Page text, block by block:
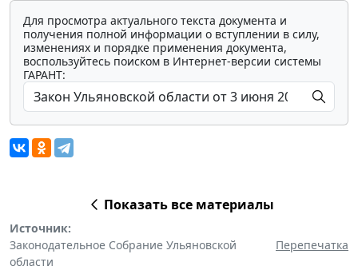
Для просмотра актуального текста документа и
получения полной информации о вступлении в силу,
изменениях и порядке применения документа,
воспользуйтесь поиском в Интернет-версии системы
ГАРАНТ:
Показать все материалы
Источник:
Законодательное Собрание Ульяновской
области
Перепечатка